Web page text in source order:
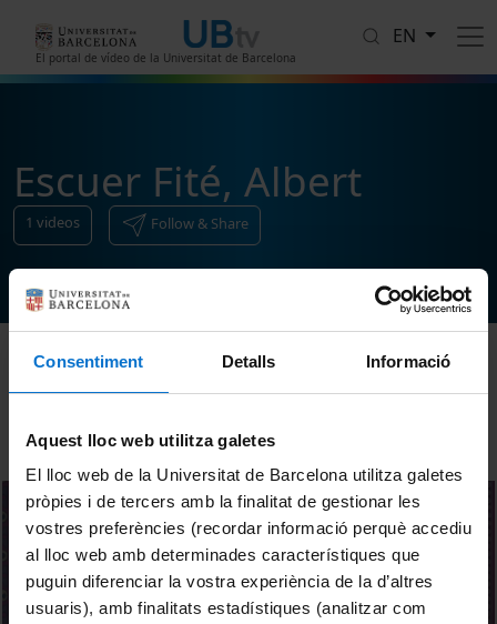
Consentiment Detalls Informació
Aquest lloc web utilitza galetes
El lloc web de la Universitat de Barcelona utilitza galetes
pròpies i de tercers amb la finalitat de gestionar les
vostres preferències (recordar informació perquè accediu
al lloc web amb determinades característiques que
puguin diferenciar la vostra experiència de la d’altres
usuaris), amb finalitats estadístiques (analitzar com
El portal de vídeo de la Universitat de Barcelona
EN
Escuer Fité, Albert
1 videos Follow & Share
Sort